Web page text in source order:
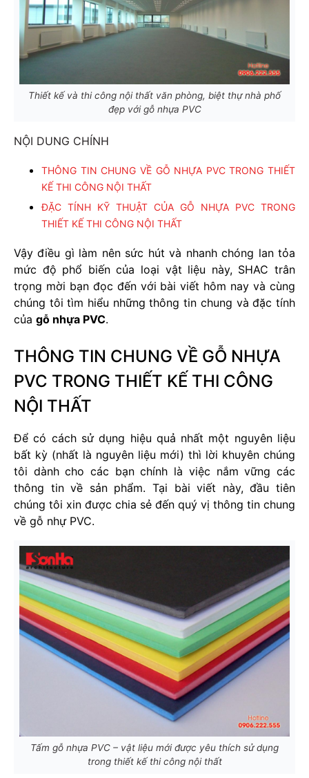
Thiết kế và thi công nội thất văn phòng, biệt thự nhà phố
đẹp với gỗ nhựa PVC
NỘI DUNG CHÍNH
THÔNG TIN CHUNG VỀ GỖ NHỰA PVC TRONG THIẾT
KẾ THI CÔNG NỘI THẤT
ĐẶC TÍNH KỸ THUẬT CỦA GỖ NHỰA PVC TRONG
THIẾT KẾ THI CÔNG NỘI THẤT
Vậy điều gì làm nên sức hút và nhanh chóng lan tỏa
mức độ phổ biến của loại vật liệu này, SHAC trân
trọng mời bạn đọc đến với bài viết hôm nay và cùng
chúng tôi tìm hiểu những thông tin chung và đặc tính
của gỗ nhựa PVC.
THÔNG TIN CHUNG VỀ GỖ NHỰA
PVC TRONG THIẾT KẾ THI CÔNG
NỘI THẤT
Để có cách sử dụng hiệu quả nhất một nguyên liệu
bất kỳ (nhất là nguyên liệu mới) thì lời khuyên chúng
tôi dành cho các bạn chính là việc nắm vững các
thông tin về sản phẩm. Tại bài viết này, đầu tiên
chúng tôi xin được chia sẻ đến quý vị thông tin chung
về gỗ nhự PVC.
Tấm gỗ nhựa PVC – vật liệu mới được yêu thích sử dụng
trong thiết kế thi công nội thất